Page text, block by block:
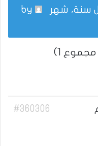
سنة، شهر
1)
#360306